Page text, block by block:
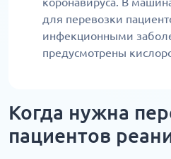
для перевозки
инфекционными
предусмотрены
Когда нужна
пациентов